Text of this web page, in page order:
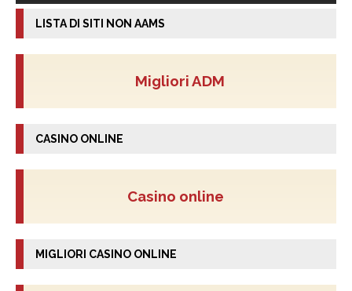
LISTA DI SITI NON AAMS
Migliori ADM
CASINO ONLINE
Casino online
MIGLIORI CASINO ONLINE